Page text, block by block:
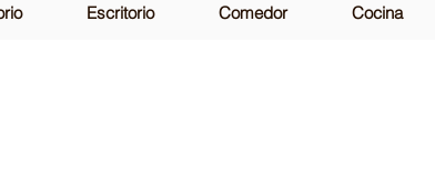
Escritorio Comedor Cocina